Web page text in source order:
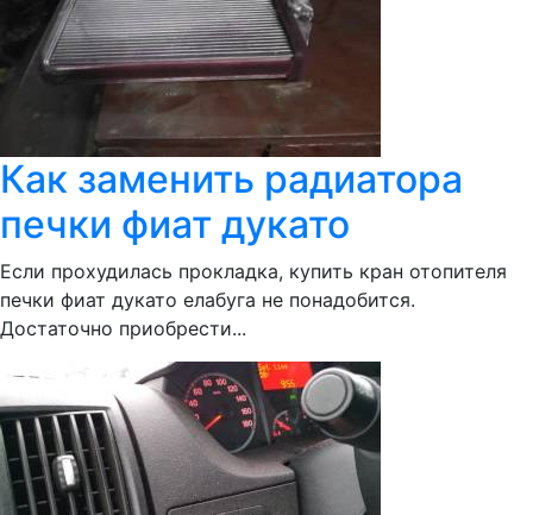
Как заменить радиатора
печки фиат дукато
Если прохудилась прокладка, купить кран отопителя
печки фиат дукато елабуга не понадобится.
Достаточно приобрести...